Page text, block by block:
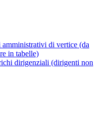
amministrativi di vertice (da
in tabelle)
dirigenziali (dirigenti non